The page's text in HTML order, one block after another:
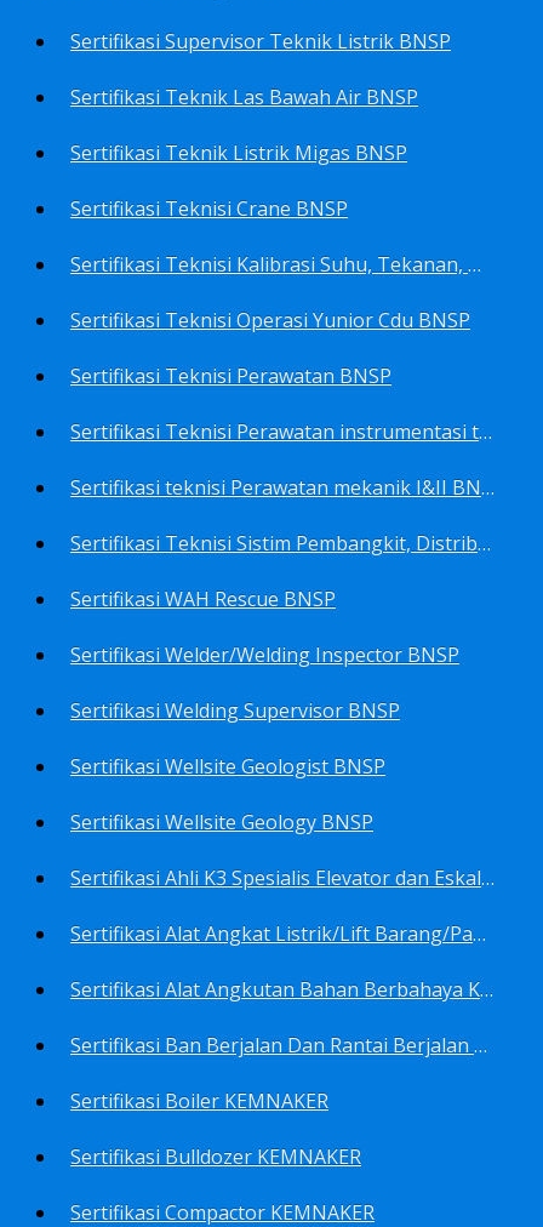
Sertifikasi Supervisor Teknik Listrik BNSP
Sertifikasi Teknik Las Bawah Air BNSP
Sertifikasi Teknik Listrik Migas BNSP
Sertifikasi Teknisi Crane BNSP
Sertifikasi Teknisi Kalibrasi Suhu, Tekanan, Densitas, Volume BNSP
Sertifikasi Teknisi Operasi Yunior Cdu BNSP
Sertifikasi Teknisi Perawatan BNSP
Sertifikasi Teknisi Perawatan instrumentasi tingkat I BNSP
Sertifikasi teknisi Perawatan mekanik I&II BNSP
Sertifikasi Teknisi Sistim Pembangkit, Distribusi, Utilitas BNSP
Sertifikasi WAH Rescue BNSP
Sertifikasi Welder/Welding Inspector BNSP
Sertifikasi Welding Supervisor BNSP
Sertifikasi Wellsite Geologist BNSP
Sertifikasi Wellsite Geology BNSP
Sertifikasi Ahli K3 Spesialis Elevator dan Eskalator KEMNAKER
Sertifikasi Alat Angkat Listrik/Lift Barang/Passenger Hoist KEMNAKER
Sertifikasi Alat Angkutan Bahan Berbahaya KEMNAKER
Sertifikasi Ban Berjalan Dan Rantai Berjalan KEMNAKER
Sertifikasi Boiler KEMNAKER
Sertifikasi Bulldozer KEMNAKER
Sertifikasi Compactor KEMNAKER